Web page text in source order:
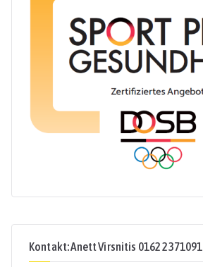
Kontakt: Anett Virsnitis 0162 2371091